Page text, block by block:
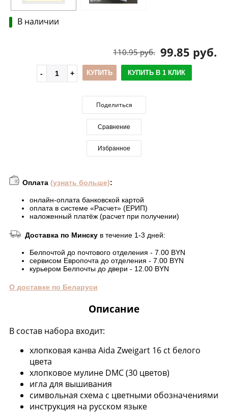
В наличии
99.85 руб.
110.95 руб.
КУПИТЬ КУПИТЬ В 1 КЛИК
Поделиться
Сравнение
Избранное
Оплата (узнать больше):
онлайн-оплата банковской картой
оплата в системе «Расчет» (ЕРИП)
наложенный платёж (расчет при получении)
Доставка по Минску в течение 1-3 дней:
Белпочтой до почтового отделения - 7.00 BYN
сервисом Европочта до отделения - 7.00 BYN
курьером Белпочты до двери - 12.00 BYN
О доставке по Беларуси
Описание
В состав набора входит:
хлопковая канва Aida Zweigart 16 ct белого
цвета
хлопковое мулине DMC (30 цветов)
игла для вышивания
символьная схема с цветными обозначениями
инструкция на русском языке